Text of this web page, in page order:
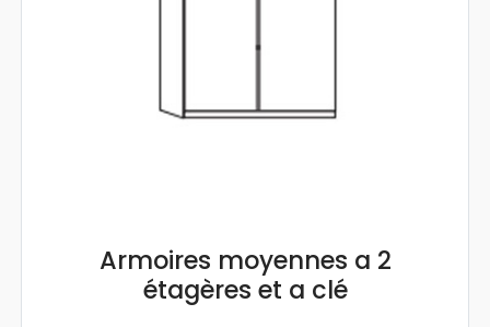
Armoires moyennes a 2
étagères et a clé